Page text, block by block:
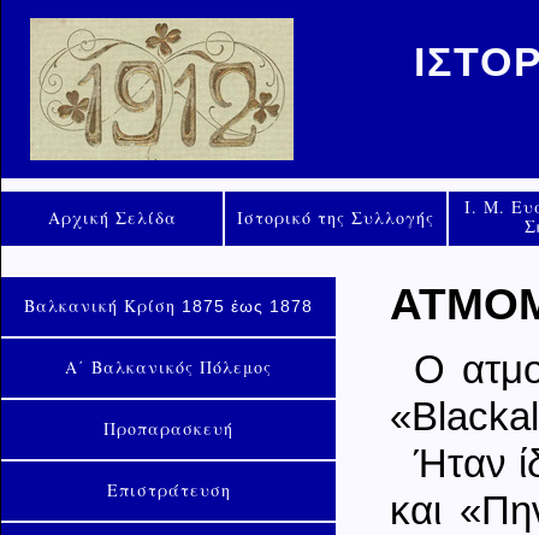
Αρχική Σελίδα Ιστορικό της Συλλογής
Ι. Μ.
Βαλκανική Κρίση 1875 έως 1878
Α΄ Βαλκανικός Πόλεμος
Προπαρασκευή
Επιστράτευση
Ο
Ήταν
και